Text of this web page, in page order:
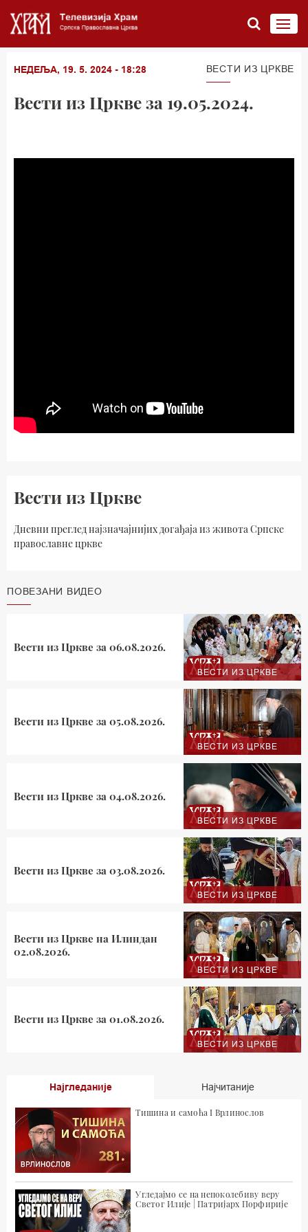
НЕДЕЉА, 19. 5. 2024 - 18:28 ВЕСТИ ИЗ ЦРКВЕ
Вести из Цркве за 19.05.2024.
Вести из Цркве
Дневни преглед најзначајнијих догађаја из живота Српске
православне цркве
ПОВЕЗАНИ ВИДЕО
ВЕСТИ ИЗ ЦРКВЕ
Вести из Цркве за 06.08.2026.
ВЕСТИ ИЗ ЦРКВЕ
Вести из Цркве за 05.08.2026.
ВЕСТИ ИЗ ЦРКВЕ
Вести из Цркве за 04.08.2026.
ВЕСТИ ИЗ ЦРКВЕ
Вести из Цркве за 03.08.2026.
ВЕСТИ ИЗ ЦРКВЕ
Вести из Цркве на Илиндан
02.08.2026.
ВЕСТИ ИЗ ЦРКВЕ
Вести из Цркве за 01.08.2026.
Најгледаније Најчитаније
Тишина и самоћа I Врлинослов
Угледајмо се на непоколебиву веру
Светог Илије | Патријарх Порфирије